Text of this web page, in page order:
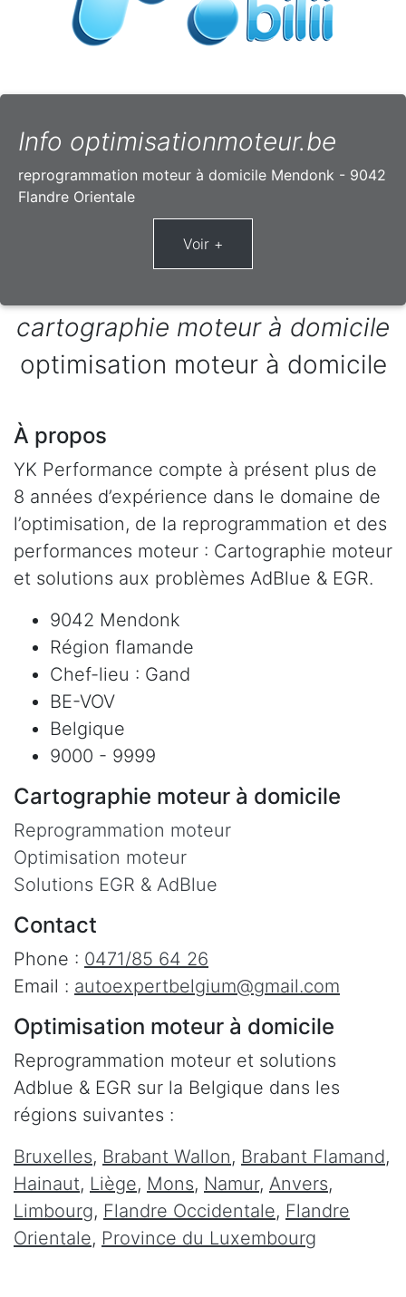
Info optimisationmoteur.be
reprogrammation moteur à domicile Mendonk - 9042
Flandre Orientale
cartographie moteur à domicile
optimisation moteur à domicile
À propos
YK Performance compte à présent plus de
8 années d’expérience dans le domaine de
l’optimisation, de la reprogrammation et des
performances moteur : Cartographie moteur
et solutions aux problèmes AdBlue & EGR.
9042 Mendonk
Région flamande
Chef-lieu : Gand
BE-VOV
Belgique
9000 - 9999
Cartographie moteur à domicile
Reprogrammation moteur
Optimisation moteur
Solutions EGR & AdBlue
Contact
Phone : 0471/85 64 26
Email : autoexpertbelgium@gmail.com
Optimisation moteur à domicile
Reprogrammation moteur et solutions
Adblue & EGR sur la Belgique dans les
régions suivantes :
Bruxelles, Brabant Wallon, Brabant Flamand,
Hainaut, Liège, Mons, Namur, Anvers,
Limbourg, Flandre Occidentale, Flandre
Orientale, Province du Luxembourg